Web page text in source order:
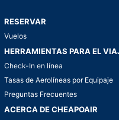
RESERVAR
Vuelos
HERRAMIENTAS PARA EL
Check-In en línea
Tasas de Aerolíneas por Equipaje
Preguntas Frecuentes
ACERCA DE CHEAPOAIR